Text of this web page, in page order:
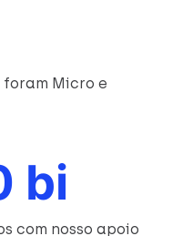
foram Micro e
bi
com nosso apoio